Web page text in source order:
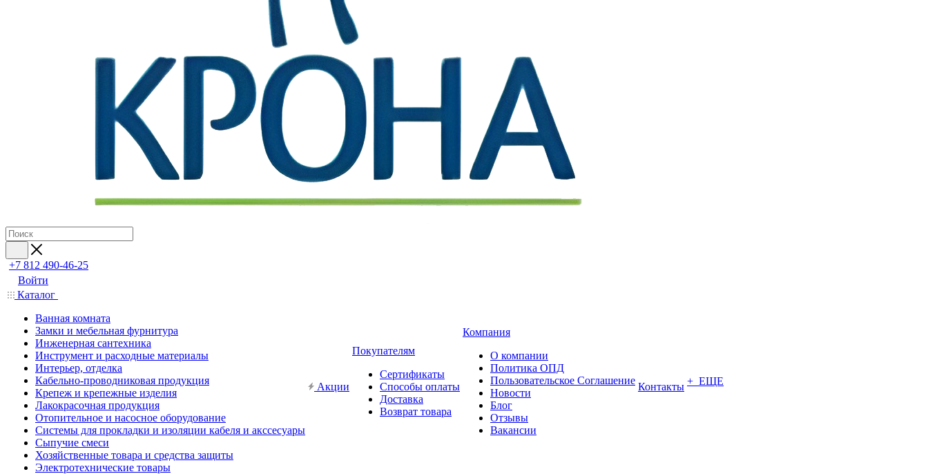
+7 812 490-46-25
Войти
Каталог
Ванная комната
Замки и мебельная фурнитура
Инженерная сантехника
Инструмент и расходные материалы
Интерьер, отделка
Кабельно-проводниковая продукция
Крепеж и крепежные изделия
Лакокрасочная продукция
Отопительное и насосное оборудование
Системы для прокладки и изоляции кабеля и акссесуары
Сыпучие смеси
Хозяйственные товара и средства защиты
Электротехнические товары
Акции
Покупателям
Сертификаты
Способы оплаты
Доставка
Возврат товара
Компания
О компании
Политика ОПД
Пользовательское Соглашение
Новости
Блог
Отзывы
Вакансии
Контакты + ЕЩЕ